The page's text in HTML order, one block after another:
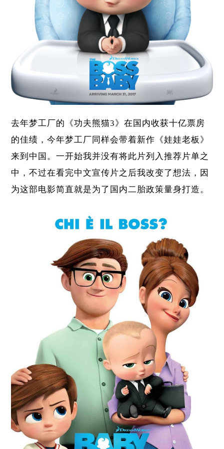
去年梦工厂的《功夫熊猫3》在国内收获十亿票房
的佳绩，今年梦工厂同样会带着新作《娃娃老板》
来到中国。一开始我并没有将此片列入推荐片单之
中，不过在看完中文宣传片之后我改变了想法，因
为这部电影简直就是为了国内二胎政策量身打造。